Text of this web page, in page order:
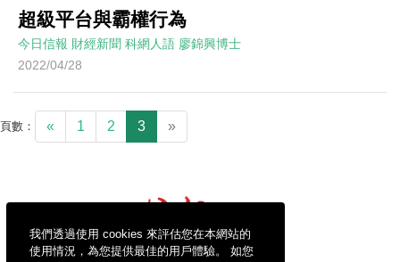
我們透過使用 cookies 來評估您在本網站的
使用情況，為您提供最佳的用戶體驗。 如您
超級平台與霸權行為
今日信報 財經新聞 科網人語 廖錦興博士
2022/04/28
頁數： « 1 2 3 »